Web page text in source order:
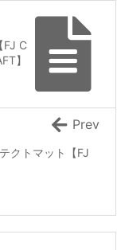
FJ C
】
クトマット【FJ
Prev